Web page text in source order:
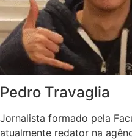
Pedro Travaglia
Jornalista formado pela
atualmente redator na